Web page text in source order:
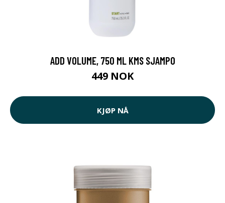
ADD VOLUME, 750 ML KMS SJAMPO
449 NOK
KJØP NÅ